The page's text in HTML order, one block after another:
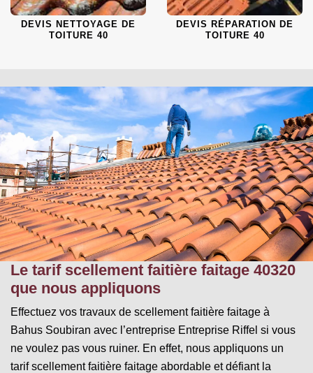
DEVIS NETTOYAGE DE
TOITURE 40
DEVIS RÉPARATION DE
TOITURE 40
Le tarif scellement faitière faitage 40320
que nous appliquons
Effectuez vos travaux de scellement faitière faitage à
Bahus Soubiran avec l’entreprise Entreprise Riffel si vous
ne voulez pas vous ruiner. En effet, nous appliquons un
tarif scellement faitière faitage abordable et défiant la